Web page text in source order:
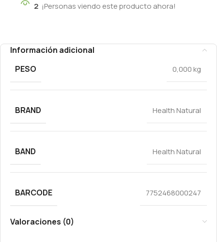
2 ¡Personas viendo este producto ahora!
Información adicional
PESO
0,000 kg
BRAND Health Natural
BAND Health Natural
BARCODE 7752468000247
Valoraciones (0)